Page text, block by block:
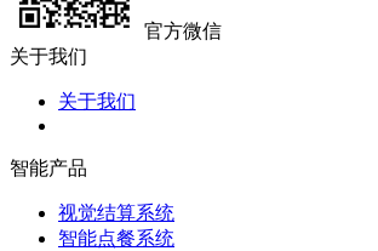
官方微信
关于我们
关于我们
智能产品
视觉结算系统
智能点餐系统